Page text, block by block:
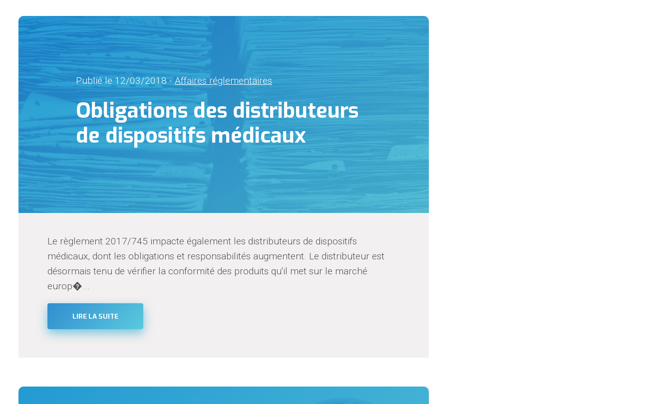
Publié le 12/03/2018 -Affaires réglementaires
Obligations des distributeurs
de dispositifs médicaux
Le règlement 2017/745 impacte également les distributeurs de dispositifs
médicaux, dont les obligations et responsabilités augmentent. Le distributeur est
désormais tenu de vérifier la conformité des produits qu'il met sur le marché
europ�...
LIRE LA SUITE